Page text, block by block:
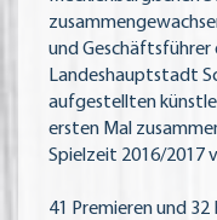
und Geschäftsführer
Landeshauptstadt
aufgestellten
ersten Mal
Spielzeit 2016/2017
41 Premieren und